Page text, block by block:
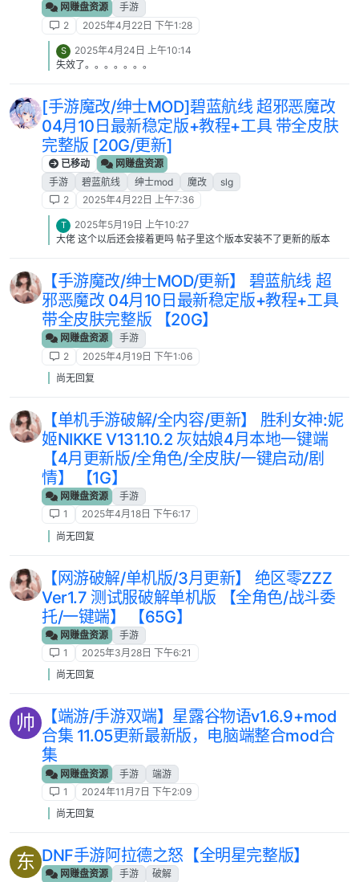
网赚盘资源
手游
2
2025年4月22日 下午1:28
S
2025年4月24日 上午10:14
失效了。。。。。。。
[手游魔改/绅士MOD]碧蓝航线 超邪恶魔改
04月10日最新稳定版+教程+工具 带全皮肤
完整版 [20G/更新]
已移动
网赚盘资源
手游
碧蓝航线 绅士mod 魔改
slg
2
2025年4月22日 上午7:36
T
2025年5月19日 上午10:27
大佬 这个以后还会接着更吗 帖子里这个版本安装不了更新的版本
【手游魔改/绅士MOD/更新】 碧蓝航线 超
邪恶魔改 04月10日最新稳定版+教程+工具
带全皮肤完整版 【20G】
网赚盘资源
手游
2
2025年4月19日 下午1:06
尚无回复
【单机手游破解/全内容/更新】 胜利女神:妮
姬NIKKE V131.10.2 灰姑娘4月本地一键端
【4月更新版/全角色/全皮肤/一键启动/剧
情】 【1G】
网赚盘资源
手游
1
2025年4月18日 下午6:17
尚无回复
【网游破解/单机版/3月更新】 绝区零ZZZ
Ver1.7 测试服破解单机版 【全角色/战斗委
托/一键端】 【65G】
网赚盘资源
手游
1
2025年3月28日 下午6:21
尚无回复
帅
【端游/手游双端】星露谷物语v1.6.9+mod
合集 11.05更新最新版，电脑端整合mod合
集
网赚盘资源 手游
端游
1
2024年11月7日 下午2:09
尚无回复
东 DNF手游阿拉德之怒【全明星完整版】
网赚盘资源 手游 破解